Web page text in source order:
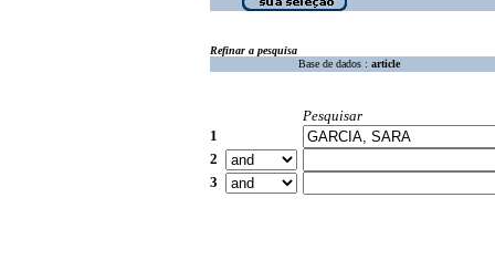
Refinar a pesquisa
Base de dados : article
Pesquisar
1
2
3